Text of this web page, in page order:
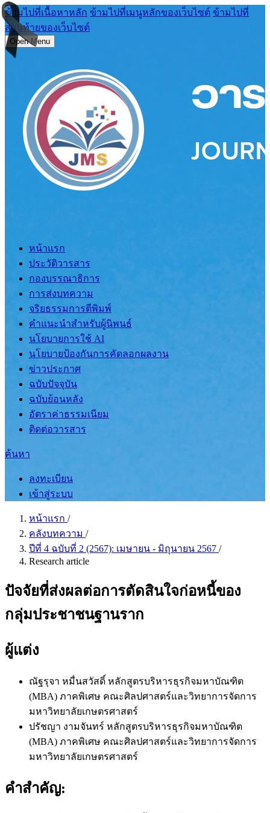
ข้ามไปที่เนื้อหาหลัก ข้ามไปที่เมนูหลักของเว็บไซต์ ข้ามไปที่
ส่วนท้ายของเว็บไซต์
Open Menu
หน้าแรก
ประวัติวารสาร
กองบรรณาธิการ
การส่งบทความ
จริยธรรมการตีพิมพ์
คำแนะนำสำหรับผู้นิพนธ์
นโยบายการใช้ AI
นโยบายป้องกันการคัดลอกผลงาน
ข่าวประกาศ
ฉบับปัจจุบัน
ฉบับย้อนหลัง
อัตราค่าธรรมเนียม
ติดต่อวารสาร
ค้นหา
ลงทะเบียน
เข้าสู่ระบบ
หน้าแรก /
คลังบทความ /
ปีที่ 4 ฉบับที่ 2 (2567): เมษายน - มิถุนายน 2567 /
Research article
ปัจจัยที่ส่งผลต่อการตัดสินใจก่อหนี้ของ
กลุ่มประชาชนฐานราก
ผู้แต่ง
ณัฐรุจา หมื่นสวัสดิ์ หลักสูตรบริหารธุรกิจมหาบัณฑิต
(MBA) ภาคพิเศษ คณะศิลปศาสตร์และวิทยาการจัดการ
มหาวิทยาลัยเกษตรศาสตร์
ปรัชญา งามจันทร์ หลักสูตรบริหารธุรกิจมหาบัณฑิต
(MBA) ภาคพิเศษ คณะศิลปศาสตร์และวิทยาการจัดการ
มหาวิทยาลัยเกษตรศาสตร์
คำสำคัญ: